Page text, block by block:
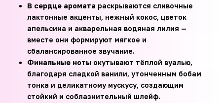
В сердце аромата раскрываются сливочные
лактонные акценты, нежный кокос, цветок
апельсина и акварельная водяная лилия —
вместе они формируют мягкое и
сбалансированное звучание.
Финальные ноты окутывают тёплой вуалью,
благодаря сладкой ванили, утонченным бобам
тонка и деликатному мускусу, создающим
стойкий и соблазнительный шлейф.